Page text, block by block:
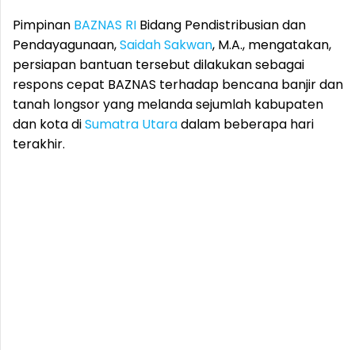
Pimpinan BAZNAS RI Bidang Pendistribusian dan
Pendayagunaan,Saidah Sakwan, M.A., mengatakan,
persiapan bantuan tersebut dilakukan sebagai
respons cepat BAZNAS terhadap bencana banjir dan
tanah longsor yang melanda sejumlah kabupaten
dan kota diSumatra Utaradalam beberapa hari
terakhir.